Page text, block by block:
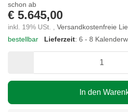
schon ab
€ 5.645,00
inkl. 19% USt. , Versandkostenfreie
bestellbar
Lieferzeit: 6 - 8
In den